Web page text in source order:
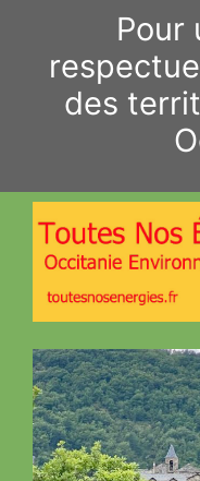
contenu
Pour
des